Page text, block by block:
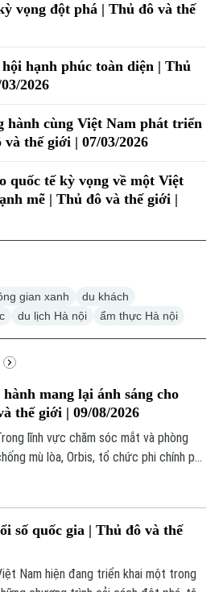
vọng đột phá | Thủ đô và thế
hạnh phúc toàn diện | Thủ
2026
hành cùng Việt Nam phát triển
thế giới | 07/03/2026
quốc tế kỳ vọng về một Việt
mẽ | Thủ đô và thế giới |
gian xanh
du khách
du lịch Hà nội ẩm thực Hà nội
mang lại ánh sáng cho
thế giới | 09/08/2026
lĩnh vực chăm sóc mắt và phòng
mù lòa, Orbis, tổ chức phi chính phủ
số quốc gia | Thủ đô và thế
Nam hiện đang triển khai một trong